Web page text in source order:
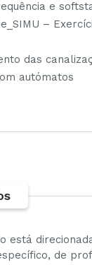
e
–
das
autómatos
está
de